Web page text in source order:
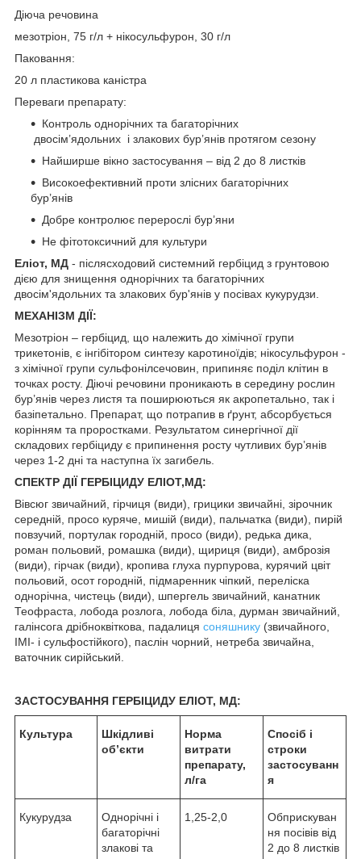
Діюча речовина
мезотріон, 75 г/л + нікосульфурон, 30 г/л
Паковання:
20 л пластикова каністра
Переваги препарату:
Контроль однорічних та багаторічних
двосім’ядольних і злакових бур’янів протягом сезону
Найширше вікно застосування – від 2 до 8 листків
Високоефективний проти злісних багаторічних
бур’янів
Добре контролює перерослі бур’яни
Не фітотоксичний для культури
Еліот, МД - післясходовий системний гербіцид з грунтовою
дією для знищення однорічних та багаторічних
двосім'ядольних та злакових бур'янів у посівах кукурудзи.
МЕХАНІЗМ ДІЇ:
Мезотріон – гербіцид, що належить до хімічної групи
трикетонів, є інгібітором синтезу каротиноїдів; нікосульфурон -
з хімічної групи сульфонілсечовин, припиняє поділ клітин в
точках росту. Діючі речовини проникають в середину рослин
бур’янів через листя та поширюються як акропетально, так і
базіпетально. Препарат, що потрапив в ґрунт, абсорбується
корінням та проростками. Результатом синергічної дії
складових гербіциду є припинення росту чутливих бур’янів
через 1-2 дні та наступна їх загибель.
СПЕКТР ДІЇ ГЕРБІЦИДУ ЕЛІОТ,МД:
Вівсюг звичайний, гірчиця (види), грицики звичайні, зірочник
середній, просо куряче, мишій (види), пальчатка (види), пирій
повзучий, портулак городній, просо (види), редька дика,
роман польовий, ромашка (види), щириця (види), амброзія
(види), гірчак (види), кропива глуха пурпурова, курячий цвіт
польовий, осот городній, підмаренник чіпкий, переліска
однорічна, чистець (види), шпергель звичайний, канатник
Теофраста, лобода розлога, лобода біла, дурман звичайний,
галінсога дрібноквіткова, падалиця соняшнику (звичайного,
ІМІ- і сульфостійкого), паслін чорний, нетреба звичайна,
ваточник сирійський.
ЗАСТОСУВАННЯ ГЕРБІЦИДУ ЕЛІОТ, МД:
Культура
Шкідливі
об’єкти
Норма
витрати
препарату,
л/га
Спосіб і
строки
застосуванн
я
Кукурудза
Однорічні і
багаторічні
злакові та
1,25-2,0
Обприскуван
ня посівів від
2 до 8 листків